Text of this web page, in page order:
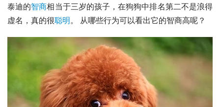
泰迪的智商相当于三岁的孩子，在狗狗中排名第二不是浪得
虚名，真的很聪明。 从哪些行为可以看出它的智商高呢？